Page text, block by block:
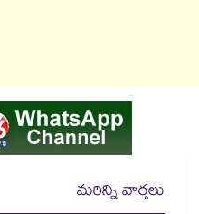
మరిన్ని వార్తలు